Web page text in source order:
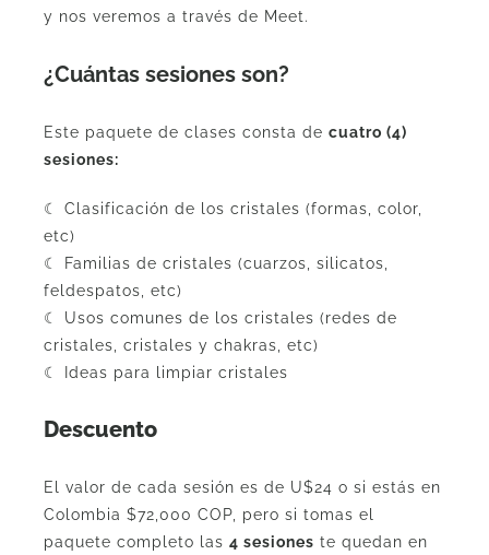
y nos veremos a través de Meet.
¿Cuántas sesiones son?
Este paquete de clases consta de cuatro (4)
sesiones:
☾ Clasificación de los cristales (formas, color,
etc)
☾ Familias de cristales (cuarzos, silicatos,
feldespatos, etc)
☾ Usos comunes de los cristales (redes de
cristales, cristales y chakras, etc)
☾ Ideas para limpiar cristales
Descuento
El valor de cada sesión es de U$24 o si estás en
Colombia $72,000 COP, pero si tomas el
paquete completo las 4 sesiones te quedan en